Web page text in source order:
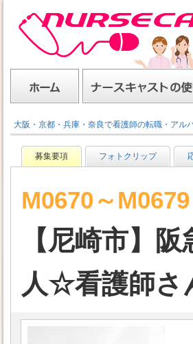
大阪・京都・兵庫・奈良で看護師の転職・アル
募集要項 フォトクリップ
M0670～M0679
【尼崎市】
人☆看護師さ